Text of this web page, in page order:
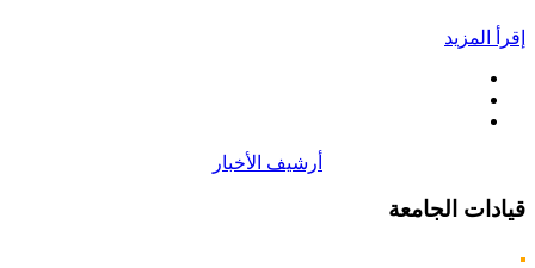
إقرأ المزيد
أرشيف الأخبار
قيادات الجامعة